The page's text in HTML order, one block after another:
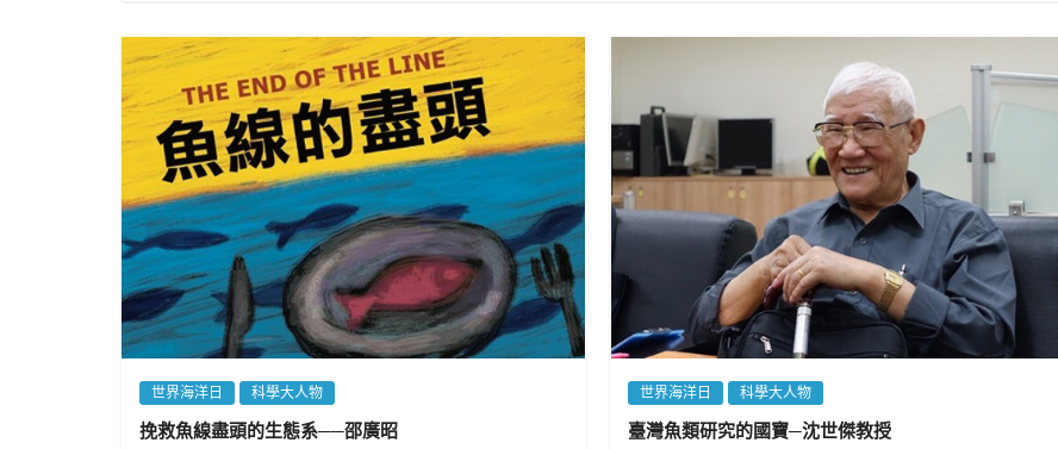
世界海洋日 科學大人物
挽救魚線盡頭的生態系──邵廣昭
世界海洋日 科學大人物
臺灣魚類研究的國寶─沈世傑教授